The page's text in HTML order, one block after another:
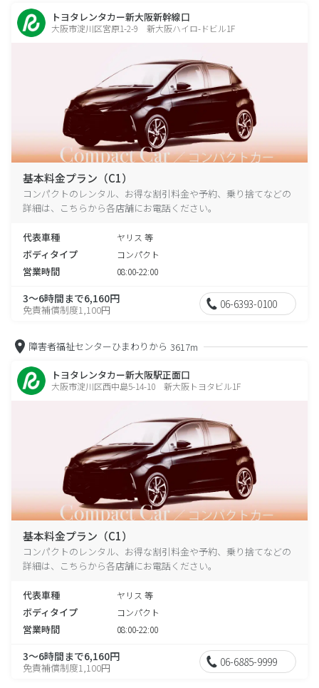
トヨタレンタカー新大阪新幹線口
大阪市淀川区宮原1-2-9 新大阪ハイロ-ドビル1F
基本料金プラン（C1）
コンパクトのレンタル、お得な割引料金や予約、乗り捨てなどの
詳細は、こちらから各店舗にお電話ください。
代表車種 ヤリス 等
ボディタイプ コンパクト
営業時間 08:00-22:00
3～6時間まで6,160円
免責補償制度1,100円 06-6393-0100
障害者福祉センターひまわりから 3617m
トヨタレンタカー新大阪駅正面口
大阪市淀川区西中島5-14-10 新大阪トヨタビル1F
基本料金プラン（C1）
コンパクトのレンタル、お得な割引料金や予約、乗り捨てなどの
詳細は、こちらから各店舗にお電話ください。
代表車種 ヤリス 等
ボディタイプ コンパクト
営業時間 08:00-22:00
3～6時間まで6,160円
免責補償制度1,100円 06-6885-9999